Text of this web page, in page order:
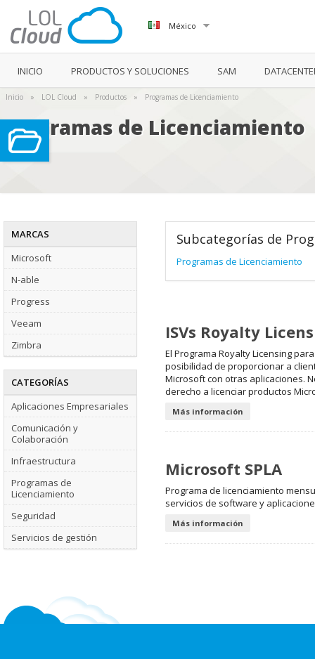
México
INICIO PRODUCTOS Y SOLUCIONES SAM
Inicio » LOL Cloud » Productos » Programas de Licenciamiento
Programas de Licenciamiento
MARCAS
Microsoft
N-able
Progress
Veeam
Zimbra
CATEGORÍAS
Aplicaciones Empresariales
Comunicación y
Colaboración
Infraestructura
Programas de
Licenciamiento
Seguridad
Servicios de gestión
Subcategorías de
Programas de Licenciamiento
ISVs Royalty
El Programa Royalty Licensing
posibilidad de proporcionar a
Microsoft con otras aplicaciones.
derecho a licenciar productos
Más información
Microsoft SPLA
Programa de licenciamiento
servicios de software y
Más información